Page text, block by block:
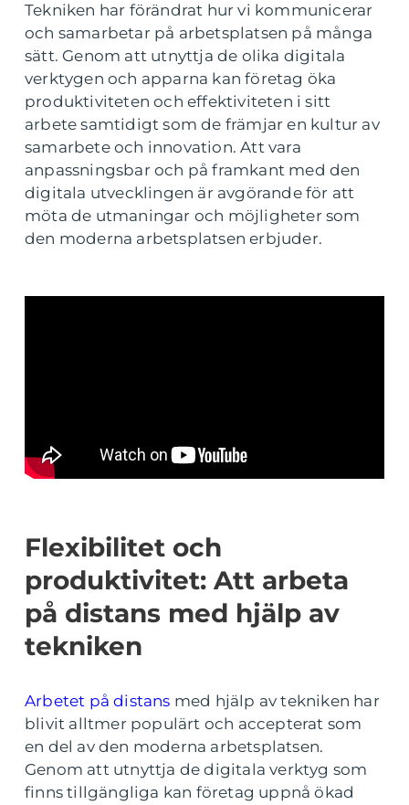
Tekniken har förändrat hur vi kommunicerar
och samarbetar på arbetsplatsen på många
sätt. Genom att utnyttja de olika digitala
verktygen och apparna kan företag öka
produktiviteten och effektiviteten i sitt
arbete samtidigt som de främjar en kultur av
samarbete och innovation. Att vara
anpassningsbar och på framkant med den
digitala utvecklingen är avgörande för att
möta de utmaningar och möjligheter som
den moderna arbetsplatsen erbjuder.
Flexibilitet och
produktivitet: Att arbeta
på distans med hjälp av
tekniken
Arbetet på distans med hjälp av tekniken har
blivit alltmer populärt och accepterat som
en del av den moderna arbetsplatsen.
Genom att utnyttja de digitala verktyg som
finns tillgängliga kan företag uppnå ökad